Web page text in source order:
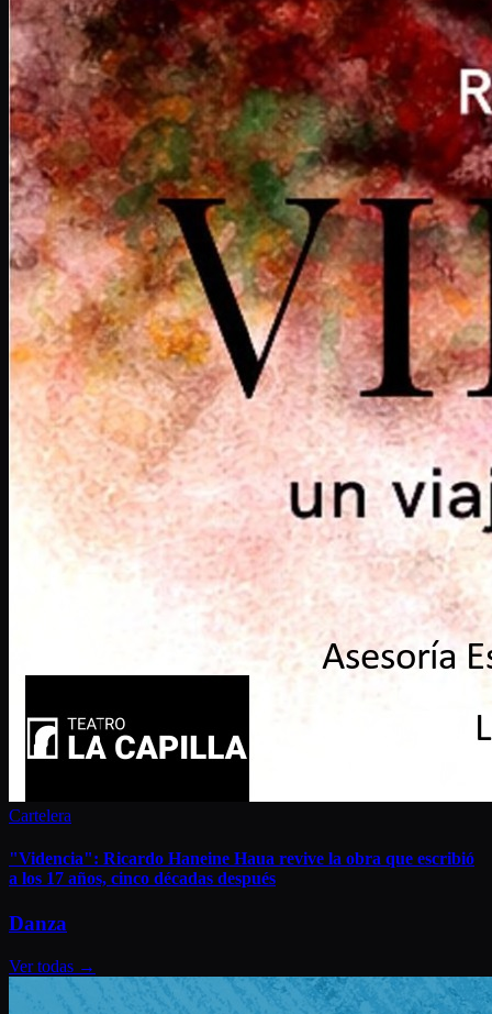
Cartelera
"Videncia": Ricardo Haneine Haua revive la obra que escribió
a los 17 años, cinco décadas después
Danza
Ver todas →